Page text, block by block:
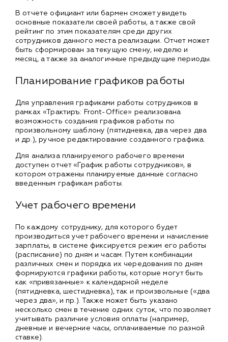
В отчете официант или бармен сможет увидеть
основные показатели своей работы, а также свой
рейтинг по этим показателям среди других
сотрудников данного места реализации. Отчет может
быть сформирован за текущую смену, неделю и
месяц, а также за аналогичные предыдущие периоды.
Планирование графиков работы
Для управления графиками работы сотрудников в
рамках «Трактиръ: Front-Office» реализована
возможность создания графиков работы по
произвольному шаблону (пятидневка, два через два
и др.), ручное редактирование созданного графика.
Для анализа планируемого рабочего времени
доступен отчет «График работы сотрудников», в
котором отражены планируемые данные согласно
введенным графикам работы.
Учет рабочего времени
По каждому сотруднику, для которого будет
производиться учет рабочего времени и начисление
зарплаты, в системе фиксируется режим его работы
(расписание) по дням и часам. Путем комбинации
различных смен и порядка их чередования по дням
формируются графики работы, которые могут быть
как «привязанные» к календарной неделе
(пятидневка, шестидневка), так и произвольные («два
через два», и пр.). Также может быть указано
несколько смен в течение одних суток, что позволяет
учитывать различие условия оплаты (например,
дневные и вечерние часы, оплачиваемые по разной
ставке).